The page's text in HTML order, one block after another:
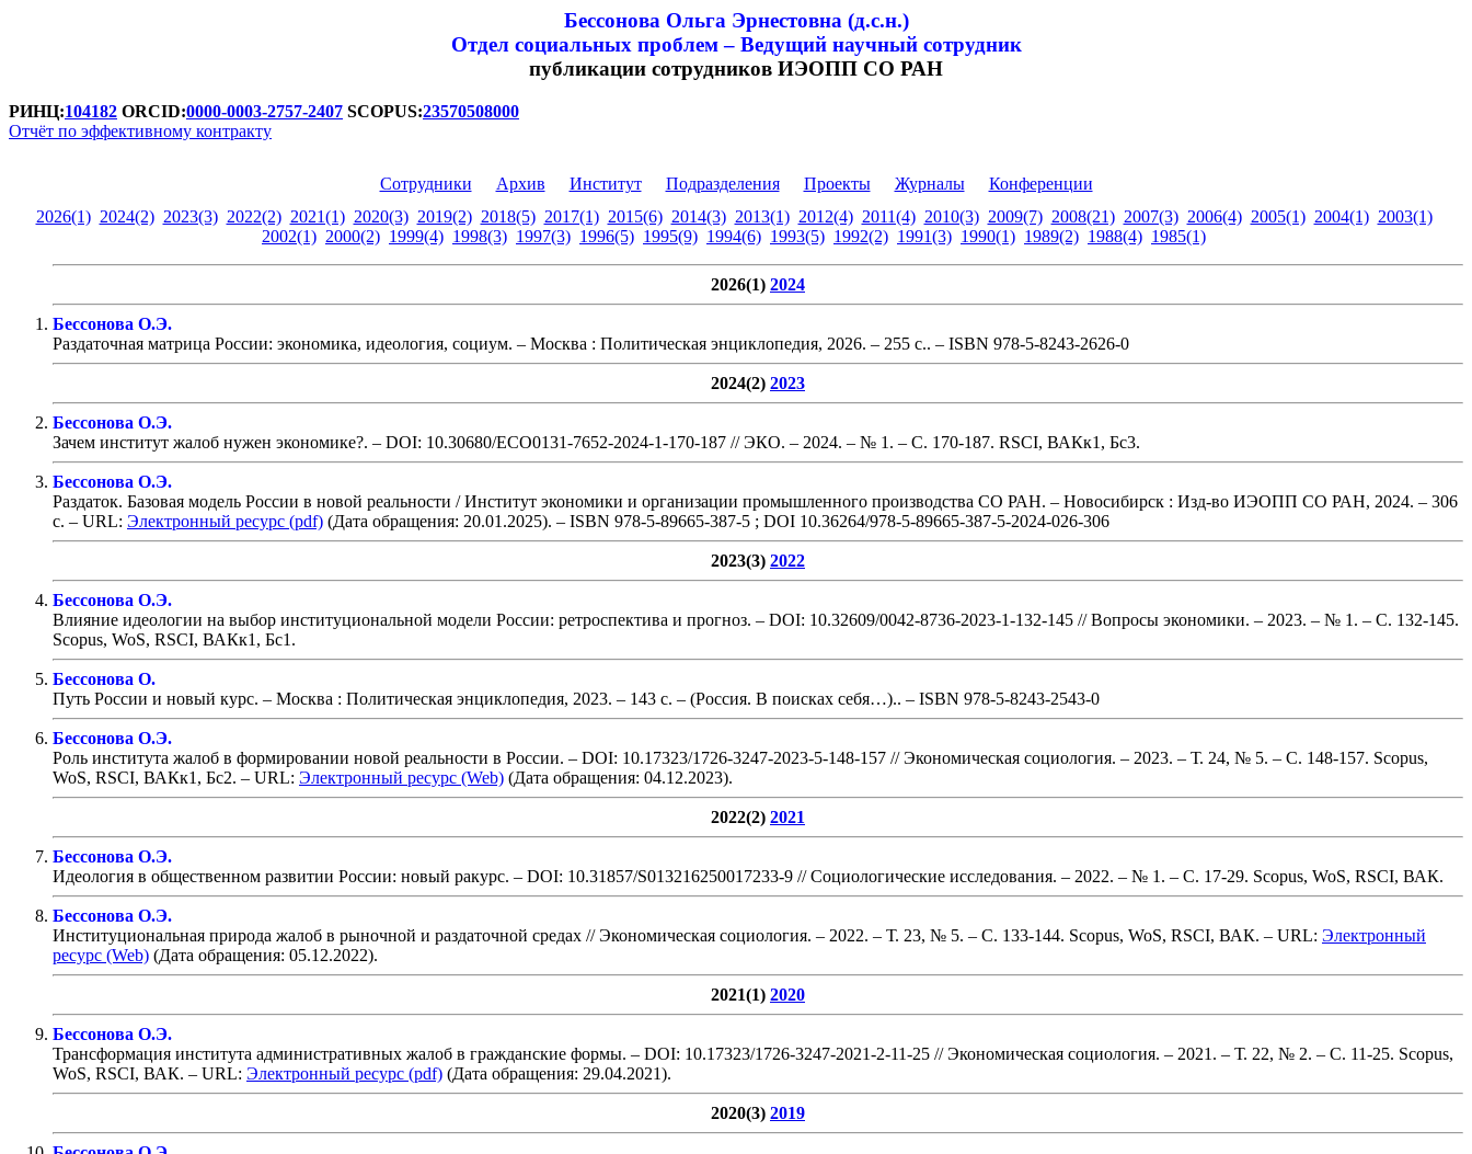
Бессонова Ольга Эрнестовна (д.с.н.)
Отдел социальных проблем – Ведущий научный сотрудник
публикации сотрудников ИЭОПП СО РАН
РИНЦ:104182 ORCID:0000-0003-2757-2407 SCOPUS:23570508000
Отчёт по эффективному контракту
Сотрудники
Архив Институт Подразделения Проекты Журналы
Конференции
2026(1) 2024(2) 2023(3) 2022(2) 2021(1) 2020(3) 2019(2) 2018(5) 2017(1) 2015(6) 2014(3) 2013(1) 2012(4) 2011(4) 2010(3) 2009(7) 2008(21) 2007(3) 2006(4) 2005(1) 2004(1) 2003(1)
2002(1) 2000(2) 1999(4) 1998(3) 1997(3) 1996(5) 1995(9) 1994(6) 1993(5) 1992(2) 1991(3) 1990(1) 1989(2) 1988(4) 1985(1)
2026(1) 2024
Бессонова О.Э.
Раздаточная матрица России: экономика, идеология, социум. – Москва : Политическая энциклопедия, 2026. – 255 с.. – ISBN 978-5-8243-2626-0
2024(2) 2023
Бессонова О.Э.
Зачем институт жалоб нужен экономике?. – DOI: 10.30680/ECO0131-7652-2024-1-170-187 // ЭКО. – 2024. – № 1. – С. 170-187. RSCI, ВАКк1, Бс3.
Бессонова О.Э.
Раздаток. Базовая модель России в новой реальности /Институт экономики и организации промышленного производства СО РАН. – Новосибирск : Изд-во ИЭОПП СО РАН, 2024. – 306
с. – URL: Электронный ресурс (pdf) (Дата обращения: 20.01.2025). – ISBN 978-5-89665-387-5 ; DOI 10.36264/978-5-89665-387-5-2024-026-306
2023(3) 2022
Бессонова О.Э.
Влияние идеологии на выбор институциональной модели России: ретроспектива и прогноз. – DOI: 10.32609/0042-8736-2023-1-132-145 // Вопросы экономики. – 2023. – № 1. – С. 132-145.
Scopus, WoS, RSCI, ВАКк1, Бс1.
Бессонова О.
Путь России и новый курс. – Москва : Политическая энциклопедия, 2023. – 143 с. – (Россия. В поисках себя…).. – ISBN 978-5-8243-2543-0
Бессонова О.Э.
Роль института жалоб в формировании новой реальности в России. – DOI: 10.17323/1726-3247-2023-5-148-157 // Экономическая социология. – 2023. – Т. 24, № 5. – С. 148-157. Scopus,
WoS, RSCI, ВАКк1, Бс2. – URL: Электронный ресурс (Web) (Дата обращения: 04.12.2023).
2022(2) 2021
Бессонова О.Э.
Идеология в общественном развитии России: новый ракурс. – DOI: 10.31857/S013216250017233-9 // Социологические исследования. – 2022. – № 1. – С. 17-29. Scopus, WoS, RSCI, ВАК.
Бессонова О.Э.
Институциональная природа жалоб в рыночной и раздаточной средах // Экономическая социология. – 2022. – Т. 23, № 5. – С. 133-144. Scopus, WoS, RSCI, ВАК. – URL: Электронный
ресурс (Web) (Дата обращения: 05.12.2022).
2021(1) 2020
Бессонова О.Э.
Трансформация института административных жалоб в гражданские формы. – DOI: 10.17323/1726-3247-2021-2-11-25 // Экономическая социология. – 2021. – Т. 22, № 2. – С. 11-25. Scopus,
WoS, RSCI, ВАК. – URL: Электронный ресурс (pdf) (Дата обращения: 29.04.2021).
2020(3) 2019